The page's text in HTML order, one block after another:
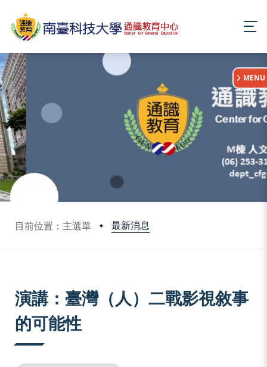
目前位置：主選單 最新消息
:::
MENU
演講：臺灣（人）二戰影視敘事
的可能性